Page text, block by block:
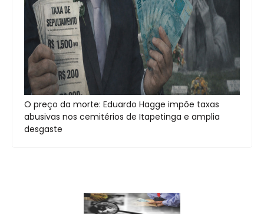
O preço da morte: Eduardo Hagge impõe taxas
abusivas nos cemitérios de Itapetinga e amplia
desgaste